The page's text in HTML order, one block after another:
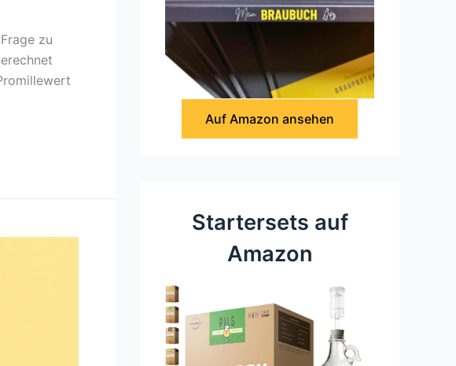
zu
Auf Amazon ansehen
Startersets auf
Amazon